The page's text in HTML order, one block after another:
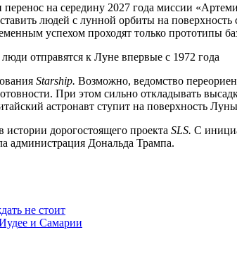
на середину 2027 года миссии
людей с лунной орбиты на
успехом проходят только прототипы
Starship. Возможно, ведомство
При этом сильно откладывать
астронавт ступит на поверхность
дорогостоящего проекта SLS. С
администрация Дональда Трампа.
не стоит
и Самарии